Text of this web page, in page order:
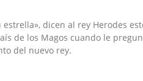
dicen al rey Herodes
de los Magos cuando le
del nuevo rey.